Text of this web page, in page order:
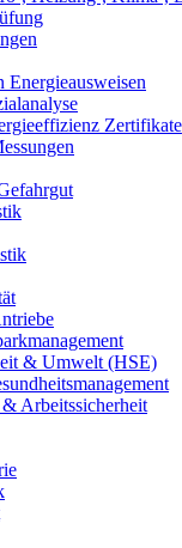
Energieausweisen
Zertifikate
& Umwelt (HSE)
Arbeitssicherheit